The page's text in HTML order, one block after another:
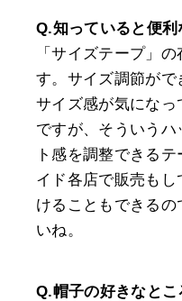
Q.知っていると便利
「サイズテープ」
す。サイズ調節が
サイズ感が気にな
ですが、そういうハ
ト感を調整できる
イド各店で販売も
けることもできるの
いね。
Q.帽子の好きなとこ